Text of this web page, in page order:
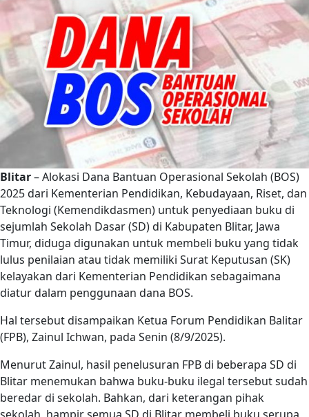
Blitar– Alokasi Dana Bantuan Operasional Sekolah (BOS)
2025 dari Kementerian Pendidikan, Kebudayaan, Riset, dan
Teknologi (Kemendikdasmen) untuk penyediaan buku di
sejumlah Sekolah Dasar (SD) di Kabupaten Blitar, Jawa
Timur, diduga digunakan untuk membeli buku yang tidak
lulus penilaian atau tidak memiliki Surat Keputusan (SK)
kelayakan dari Kementerian Pendidikan sebagaimana
diatur dalam penggunaan dana BOS.
Hal tersebut disampaikan Ketua Forum Pendidikan Balitar
(FPB), Zainul Ichwan, pada Senin (8/9/2025).
Menurut Zainul, hasil penelusuran FPB di beberapa SD di
Blitar menemukan bahwa buku-buku ilegal tersebut sudah
beredar di sekolah. Bahkan, dari keterangan pihak
sekolah, hampir semua SD di Blitar membeli buku serupa